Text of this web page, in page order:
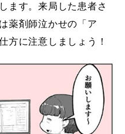
ます。来局した患者さ
薬剤師泣かせの「ア
方に注意しましょう！